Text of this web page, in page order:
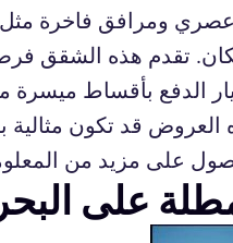
ومرافق فاخرة مثل
تقدم هذه الشقق فرصة
الدفع بأقساط
قد تكون مثالية
على مزيد من
على